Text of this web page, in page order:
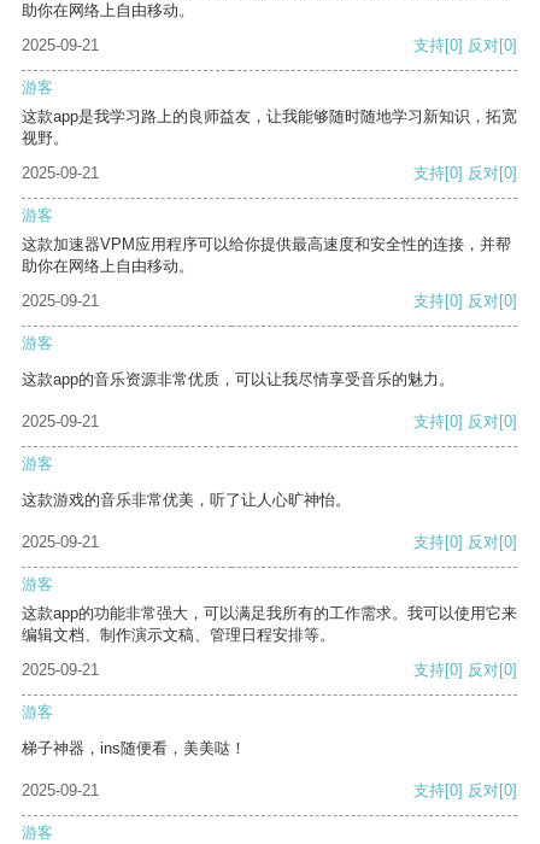
助你在网络上自由移动。
2025-09-21
支持[0] 反对[0]
游客
这款app是我学习路上的良师益友，让我能够随时随地学习新知识，拓宽
视野。
2025-09-21
支持[0] 反对[0]
游客
这款加速器VPM应用程序可以给你提供最高速度和安全性的连接，并帮
助你在网络上自由移动。
2025-09-21
支持[0] 反对[0]
游客
这款app的音乐资源非常优质，可以让我尽情享受音乐的魅力。
2025-09-21 支持[0] 反对[0]
游客
这款游戏的音乐非常优美，听了让人心旷神怡。
2025-09-21 支持[0] 反对[0]
游客
这款app的功能非常强大，可以满足我所有的工作需求。我可以使用它来
编辑文档、制作演示文稿、管理日程安排等。
2025-09-21
支持[0] 反对[0]
游客
梯子神器，ins随便看，美美哒！
2025-09-21 支持[0] 反对[0]
游客